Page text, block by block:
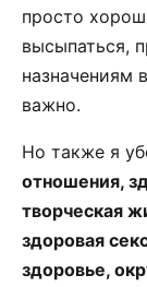
просто
высыпаться,
назначениям
важно.
Но также я
отношения,
творческая
здоровая
здоровье,